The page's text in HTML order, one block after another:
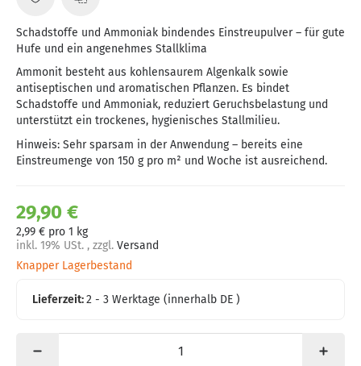
Schadstoffe und Ammoniak bindendes Einstreupulver – für gute
Hufe und ein angenehmes Stallklima
Ammonit besteht aus kohlensaurem Algenkalk sowie
antiseptischen und aromatischen Pflanzen. Es bindet
Schadstoffe und Ammoniak, reduziert Geruchsbelastung und
unterstützt ein trockenes, hygienisches Stallmilieu.
Hinweis: Sehr sparsam in der Anwendung – bereits eine
Einstreumenge von 150 g pro m² und Woche ist ausreichend.
29,90 €
2,99 € pro 1 kg
inkl. 19% USt. , zzgl. Versand
Knapper Lagerbestand
Lieferzeit:2 - 3 Werktage(innerhalb DE )